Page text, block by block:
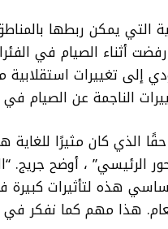
التي يمكن ربطها
أثناء الصيام في
إلى تغييرات
الناجمة عن الصيام
الذي كان مثيرًا للغاية
الرئيسي” ، أوضح جريج.
هذه لتأثيرات كبيرة
هذا مهم كما نفكر